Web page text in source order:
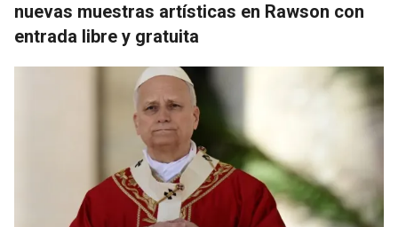
nuevas muestras artísticas en Rawson con
entrada libre y gratuita